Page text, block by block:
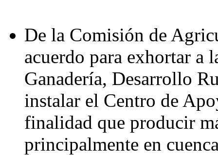
De la Comisión de
acuerdo para exhortar a
Ganadería, Desarrollo
instalar el Centro de
finalidad que producir
principalmente en